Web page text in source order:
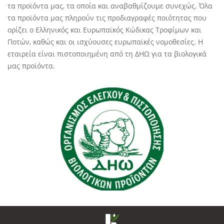
τα προϊόντα μας, τα οποία και αναβαθμίζουμε συνεχώς. Όλα
τα προϊόντα μας πληρούν τις προδιαγραφές ποιότητας που
ορίζει ο Ελληνικός και Ευρωπαϊκός Κώδικας Τροφίμων και
Ποτών, καθώς και οι ισχύουσες ευρωπαϊκές νομοθεσίες. Η
εταιρεία είναι πιστοποιημένη από τη ΔΗΩ για τα βιολογικά
μας προϊόντα.